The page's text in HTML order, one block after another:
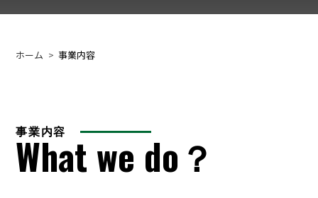
ホーム 事業内容
事業内容
What we do？